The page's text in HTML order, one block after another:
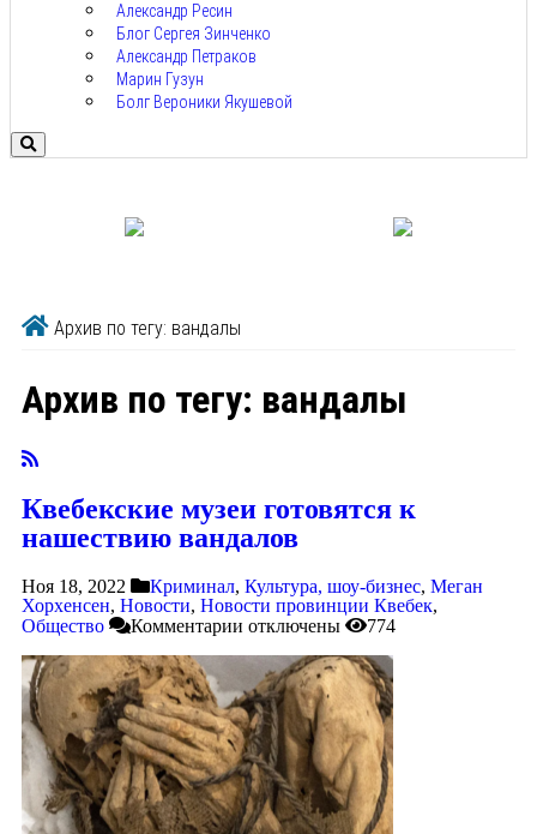
Александр Ресин
Блог Сергея Зинченко
Александр Петраков
Марин Гузун
Болг Вероники Якушевой
Архив по тегу: вандалы
Архив по тегу: вандалы
Квебекские музеи готовятся к
нашествию вандалов
Ноя 18, 2022 Криминал, Культура, шоу-бизнес, Меган
Хорхенсен, Новости, Новости провинции Квебек,
Общество
Комментарии отключены 774